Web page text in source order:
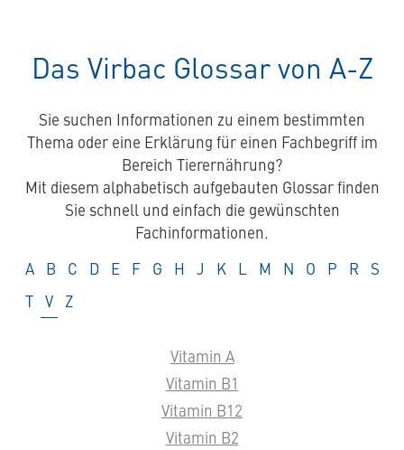
Das Virbac Glossar von A-Z
Sie suchen Informationen zu einem bestimmten
Thema oder eine Erklärung für einen Fachbegriff im
Bereich Tierernährung?
Mit diesem alphabetisch aufgebauten Glossar finden
Sie schnell und einfach die gewünschten
Fachinformationen.
Glossar
A Glossar
B Glossar
C Glossar
D Glossar
E Glossar
F Glossar
G Glossar
H Glossar
J Glossar
K Glossar
L Glossar
M Glossar
N Glossar
O Glossar
P Glossar
R
S
Glossar
T Glossar
V Glossar
Z
Vitamin A
Vitamin B1
Vitamin B12
Vitamin B2